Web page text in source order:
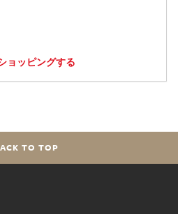
ョッピングする
TO TOP